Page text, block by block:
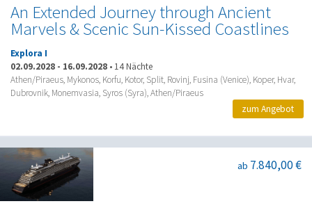
An Extended Journey through Ancient
Marvels & Scenic Sun-Kissed Coastlines
Explora I
02.09.2028 - 16.09.2028 • 14 Nächte
Athen/Piraeus, Mykonos, Korfu, Kotor, Split, Rovinj, Fusina (Venice), Koper, Hvar,
Dubrovnik, Monemvasia, Syros (Syra), Athen/Piraeus
zum Angebot
ab 7.840,00 €